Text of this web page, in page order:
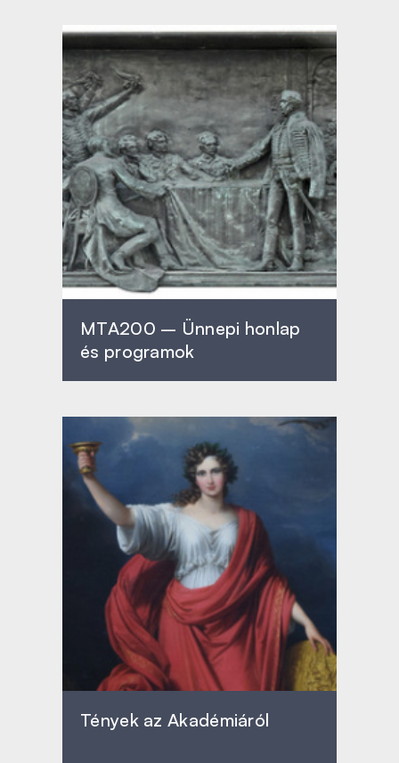
MTA200 – Ünnepi honlap
és programok
Tények az Akadémiáról